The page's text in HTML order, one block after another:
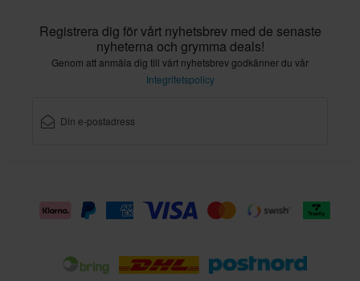
Registrera dig för vårt nyhetsbrev med de senaste
nyheterna och grymma deals!
Genom att anmäla dig till vårt nyhetsbrev godkänner du vår
Integritetspolicy